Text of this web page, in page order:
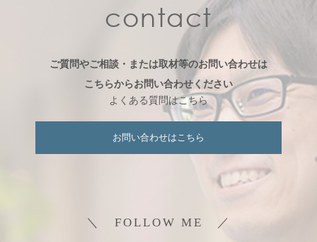
contact
ご質問やご相談・または取材等のお問い合わせは
こちらからお問い合わせください
よくある質問はこちら
お問い合わせはこちら
＼ FOLLOW ME ／